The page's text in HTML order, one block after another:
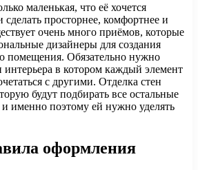
маленькая, что её хочется
сделать просторнее, комфортнее и
очень много приёмов, которые
дизайнеры для создания
помещения. Обязательно нужно
интерьера в котором каждый элемент
с другими. Отделка стен
будут подбирать все остальные
именно поэтому ей нужно уделять
оформления